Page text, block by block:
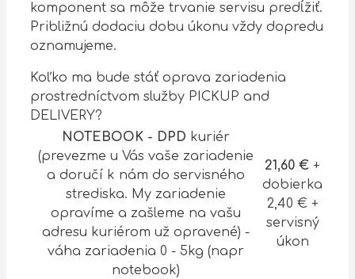
komponent sa môže trvanie servisu predĺžiť.
Približnú dodaciu dobu úkonu vždy dopredu
oznamujeme.
Koľko ma bude stáť oprava zariadenia
prostredníctvom služby PICKUP and
DELIVERY?
NOTEBOOK - DPD kuriér
(prevezme u Vás vaše zariadenie
a doručí k nám do servisného
strediska. My zariadenie
opravíme a zašleme na vašu
adresu kuriérom už opravené) -
váha zariadenia 0 - 5kg (napr
notebook)
21,60 € +
dobierka
2,40 € +
servisný
úkon